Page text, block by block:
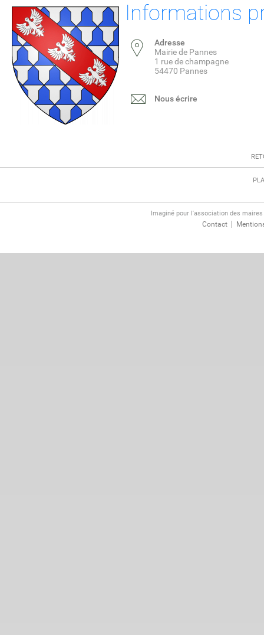
Informations
Adresse
Mairie de Pannes
1 rue de champagne
54470 Pannes
Nous écrire
Imaginé pour l'association des
Contact